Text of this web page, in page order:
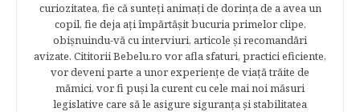
curiozitatea, fie că sunteţi animaţi de dorinţa de a avea un
copil, fie deja aţi împărtăşit bucuria primelor clipe,
obişnuindu-vă cu interviuri, articole şi recomandări
avizate. Cititorii Bebelu.ro vor afla sfaturi, practici eficiente,
vor deveni parte a unor experienţe de viaţă trăite de
mămici, vor fi puşi la curent cu cele mai noi măsuri
legislative care să le asigure siguranţa şi stabilitatea